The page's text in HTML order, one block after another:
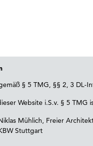
§ 5 TMG, §§ 2, 3 DL-
Website i.S.v. § 5 TMG
Mühlich, Freier
Stuttgart